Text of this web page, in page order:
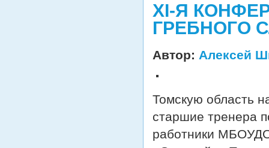
XI-Я
ГРЕБНОГО
Автор: Алексей
Томскую область
старшие тренера
работники